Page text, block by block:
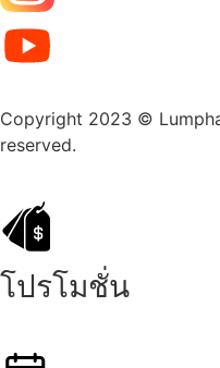
Copyright 2023 ©
reserved.
โปรโมชั่น